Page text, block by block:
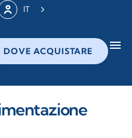
IT
DOVE ACQUISTARE menu